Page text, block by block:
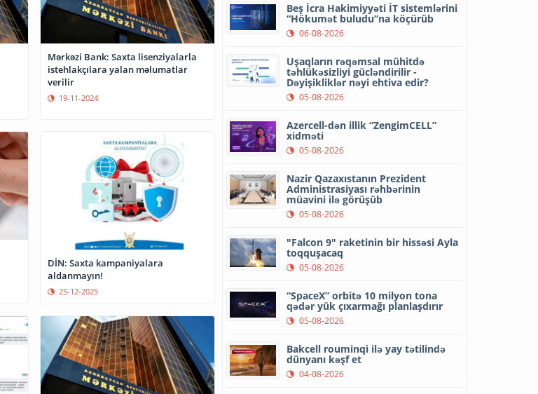
Mərkəzi Bank: Saxta lisenziyalarla
istehlakçılara yalan məlumatlar
verilir
19-11-2024
DİN: Saxta kampaniyalara
aldanmayın!
25-12-2025
Beş İcra Hakimiyyəti İT sistemlərini
“Hökumət buludu”na köçürüb
06-08-2026
Uşaqların rəqəmsal mühitdə
təhlükəsizliyi gücləndirilir -
Dəyişikliklər nəyi ehtiva edir?
05-08-2026
Azercell-dən illik “ZengimCELL”
xidməti
05-08-2026
Nazir Qazaxıstanın Prezident
Administrasiyası rəhbərinin
müavini ilə görüşüb
05-08-2026
"Falcon 9" raketinin bir hissəsi Ayla
toqquşacaq
05-08-2026
“SpaceX” orbitə 10 milyon tona
qədər yük çıxarmağı planlaşdırır
05-08-2026
Bakcell rouminqi ilə yay tətilində
dünyanı kəşf et
04-08-2026